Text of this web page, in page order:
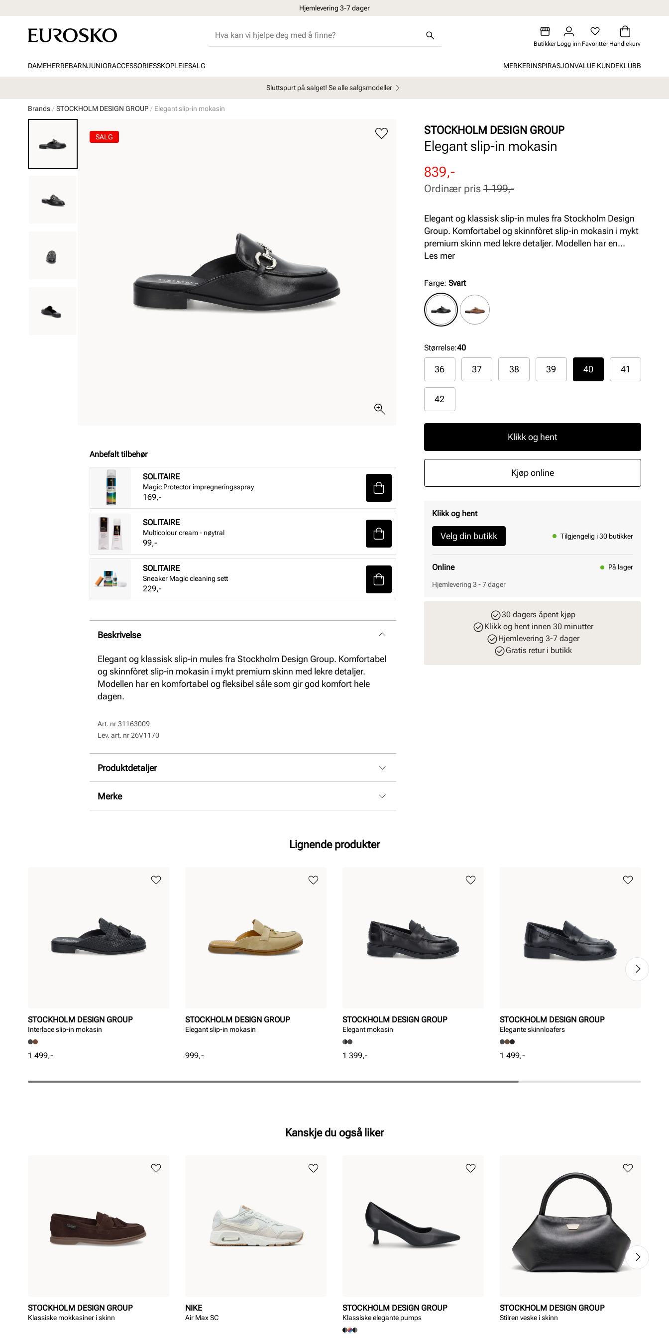
Hjemlevering 3-7 dager
Butikker Logg inn Favoritter Handlekurv
DAMEHERREBARNJUNIORACCESSORIESSKOPLEIESALG MERKERINSPIRASJONVALUE KUNDEKLUBB
Sluttspurt på salget! Se alle salgsmodeller
Brands STOCKHOLM DESIGN GROUP Elegant slip-in mokasin
SALG
Anbefalt tilbehør
SOLITAIRE
Magic Protector impregneringsspray
Pris
169,-
SOLITAIRE
Multicolour cream - nøytral
Pris
99,-
SOLITAIRE
Sneaker Magic cleaning sett
Pris
229,-
Beskrivelse
Elegant og klassisk slip-in mules fra Stockholm Design Group. Komfortabel
og skinnfòret slip-in mokasin i mykt premium skinn med lekre detaljer.
Modellen har en komfortabel og fleksibel såle som gir god komfort hele
dagen.
Art. nr31163009
Lev. art. nr26V1170
Produktdetaljer
Overdel:
Merke
STOCKHOLM DESIGN GROUP
Elegant slip-in mokasin
Rabattert
pris
Pris
839,-
Ordinær
pris
Pris
Ordinær pris 1 199,-
Elegant og klassisk slip-in mules fra Stockholm Design
Group. Komfortabel og skinnfòret slip-in mokasin i mykt
premium skinn med lekre detaljer. Modellen har en
komfortabel og fleksibel såle som gir god komfort hele
Les mer
Farge: Svart
Størrelse:40
36 37 38 39 40 41
42
Klikk og hent
Kjøp online
Klikk og hent
Velg din butikk Tilgjengelig i 30 butikker
Online På lager
Hjemlevering 3 - 7 dager
30 dagers åpent kjøp
Klikk og hent innen 30 minutter
Hjemlevering 3-7 dager
Gratis retur i butikk
Lignende produkter
STOCKHOLM DESIGN GROUP
Interlace slip-in mokasin
Pris
1 499,-
STOCKHOLM DESIGN GROUP
Elegant slip-in mokasin
Pris
999,-
STOCKHOLM DESIGN GROUP
Elegant mokasin
Pris
1 399,-
STOCKHOLM DESIGN GROUP
Elegante skinnloafers
Pris
1 499,-
Kanskje du også liker
STOCKHOLM DESIGN GROUP
Klassiske mokkasiner i skinn
NIKE
Air Max SC
STOCKHOLM DESIGN GROUP
Klassiske elegante pumps
STOCKHOLM DESIGN GROUP
Stilren veske i skinn